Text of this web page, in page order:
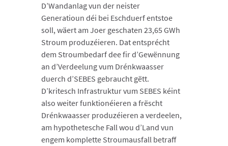
D’Wandanlag vun der neister
Generatioun déi bei Eschduerf entstoe
soll, wäert am Joer geschaten 23,65 GWh
Stroum produzéieren. Dat entsprécht
dem Stroumbedarf dee fir d’Gewënnung
an d’Verdeelung vum Drénkwaasser
duerch d’SEBES gebraucht gëtt.
D’kritesch Infrastruktur vum SEBES kéint
also weiter funktionéieren a frëscht
Drénkwaasser produzéieren a verdeelen,
am hypothetesche Fall wou d’Land vun
engem komplette Stroumausfall betraff